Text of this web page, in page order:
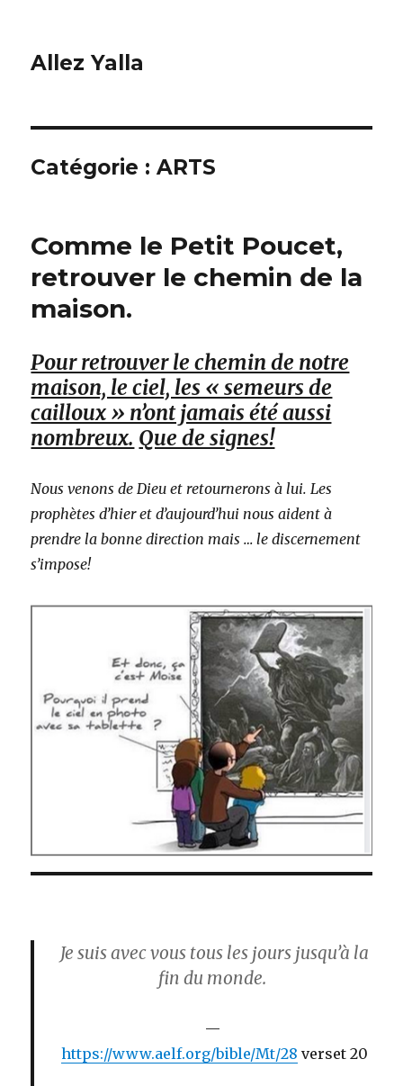
Allez Yalla
Catégorie :ARTS
Comme le Petit Poucet,
retrouver le chemin de la
maison.
Pour retrouver le chemin de notre
maison, le ciel, les « semeurs de
cailloux » n’ont jamais été aussi
nombreux. Que de signes!
Nous venons de Dieu et retournerons à lui. Les
prophètes d’hier et d’aujourd’hui nous aident à
prendre la bonne direction mais … le discernement
s’impose!
Je suis avec vous tous les jours jusqu’à la
fin du monde.
https://www.aelf.org/bible/Mt/28 verset 20